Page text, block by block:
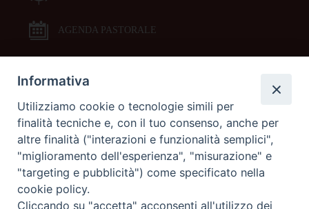
AGENDA PASTORALE
DOCUMENTI PASTORALI
ORARI MESSE
LITURGIA DELLE ORE
Informativa
Utilizziamo cookie o tecnologie simili per
finalità tecniche e, con il tuo consenso, anche per
altre finalità ("interazioni e funzionalità semplici",
"miglioramento dell'esperienza", "misurazione" e
"targeting e pubblicità") come specificato nella
cookie policy.
Cliccando su "accetta" acconsenti all'utilizzo dei